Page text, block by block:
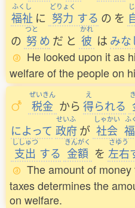
ふくし
福祉 に
どりょく
努力 する の を
の
つと
努め だ と
かれ
彼 は みな
He looked upon it as
welfare of the people on
ぜいきん
税金 から
え
得られる
によって
せいふ
政府 が
しゃかい
社会
ふ
ししゅつ
支出 する
きんがく
金額 を
さゆう
左右
The amount of
taxes determines the
on welfare.